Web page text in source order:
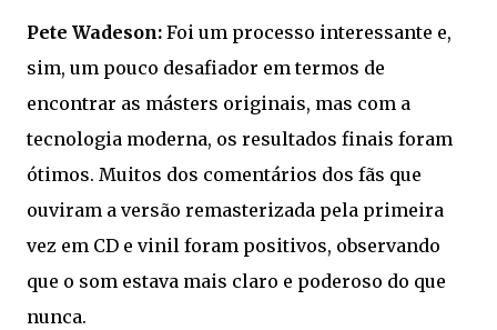
Pete Wadeson: Foi um processo interessante e,
sim, um pouco desafiador em termos de
encontrar as másters originais, mas com a
tecnologia moderna, os resultados finais foram
ótimos. Muitos dos comentários dos fãs que
ouviram a versão remasterizada pela primeira
vez em CD e vinil foram positivos, observando
que o som estava mais claro e poderoso do que
nunca.